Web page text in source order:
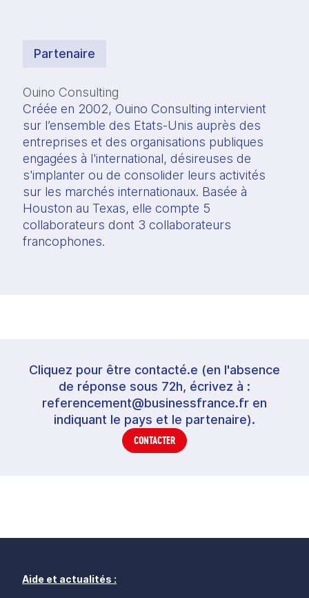
Partenaire
Ouino Consulting
Créée en 2002, Ouino Consulting intervient
sur l’ensemble des Etats-Unis auprès des
entreprises et des organisations publiques
engagées à l'international, désireuses de
s'implanter ou de consolider leurs activités
sur les marchés internationaux. Basée à
Houston au Texas, elle compte 5
collaborateurs dont 3 collaborateurs
francophones.
Cliquez pour être contacté.e (en l'absence
de réponse sous 72h, écrivez à :
referencement@businessfrance.fr en
indiquant le pays et le partenaire).
CONTACTER
Aide et actualités :